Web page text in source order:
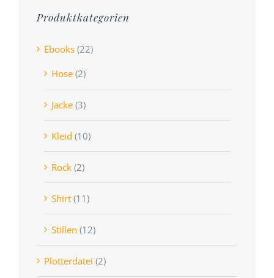
Produktkategorien
Ebooks (22)
Hose (2)
Jacke (3)
Kleid (10)
Rock (2)
Shirt (11)
Stillen (12)
Plotterdatei (2)